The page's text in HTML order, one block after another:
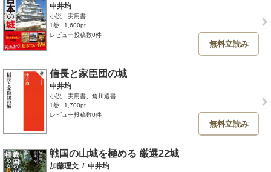
中井均
小説・実用書
1巻
1,600pt
レビュー投稿数0件
無料立読み
信長と家臣団の城
中井均
小説・実用書、角川選書
1巻
1,700pt
レビュー投稿数0件
無料立読み
戦国の山城を極める 厳選22城
加藤理文 / 中井均